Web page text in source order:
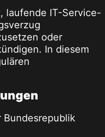
laufende IT-Service-
oder
In diesem
Bundesrepublik